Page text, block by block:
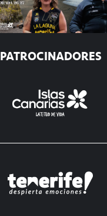
PATROCINADORES